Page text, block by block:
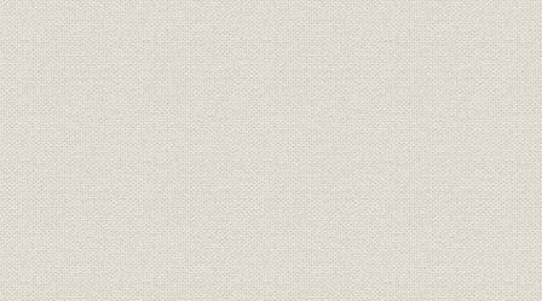
定款 株式会社日本製鋼所定款 大正8年12
定款 輪西製鉄株式会社定款 昭和6年10
定款 日本製鉄株式会社定款 昭和9年1月
定款 富士製鉄株式会社定款
昭和25年4
11月29日
組織 職制 明治42年5